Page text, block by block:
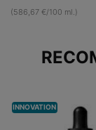
(586,67 €/100 ml.)
PDP Slot 1 Section
INNOVATION